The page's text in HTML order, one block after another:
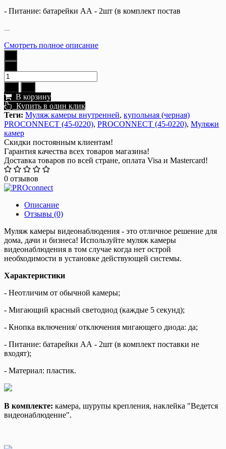
- Питание: батарейки AА - 2шт (в комплект постав
...
Смотреть полное описание
В корзину
Купить в один клик
Теги: Муляж камеры внутренней, купольная (черная)
PROCONNECT (45-0220), PROCONNECT (45-0220), Муляжи
камер
Скидки постоянным клиентам!
Гарантия качества всех товаров магазина!
Доставка товаров по всей стране, оплата Visa и Mastercard!
0 отзывов
Описание
Отзывы (0)
Муляж камеры видеонаблюдения - это отличное решение для
дома, дачи и бизнеса! Используйте муляж камеры
видеонаблюдения в том случае когда нет острой
необходимости в установке действующей системы.
Характеристики
- Неотличим от обычной камеры;
- Мигающий красный светодиод (каждые 5 секунд);
- Кнопка включения/ отключения мигающего диода: да;
- Питание: батарейки AА - 2шт (в комплект поставки не
входят);
- Материал: пластик.
В комплекте: камера, шурупы крепления, наклейка "Ведется
видеонаблюдение".